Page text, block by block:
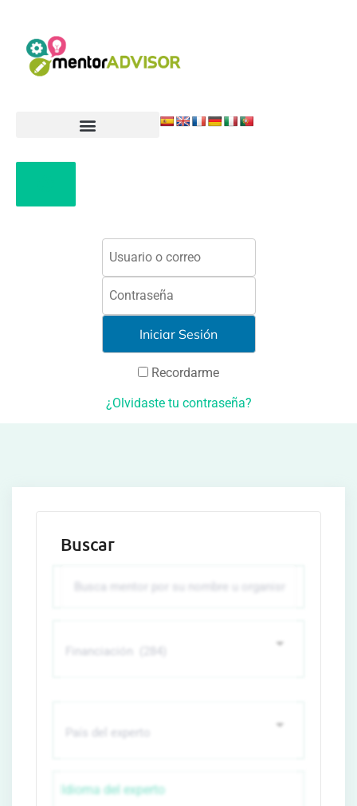
Recordarme
¿Olvidaste tu contraseña?
Buscar
Idioma del experto